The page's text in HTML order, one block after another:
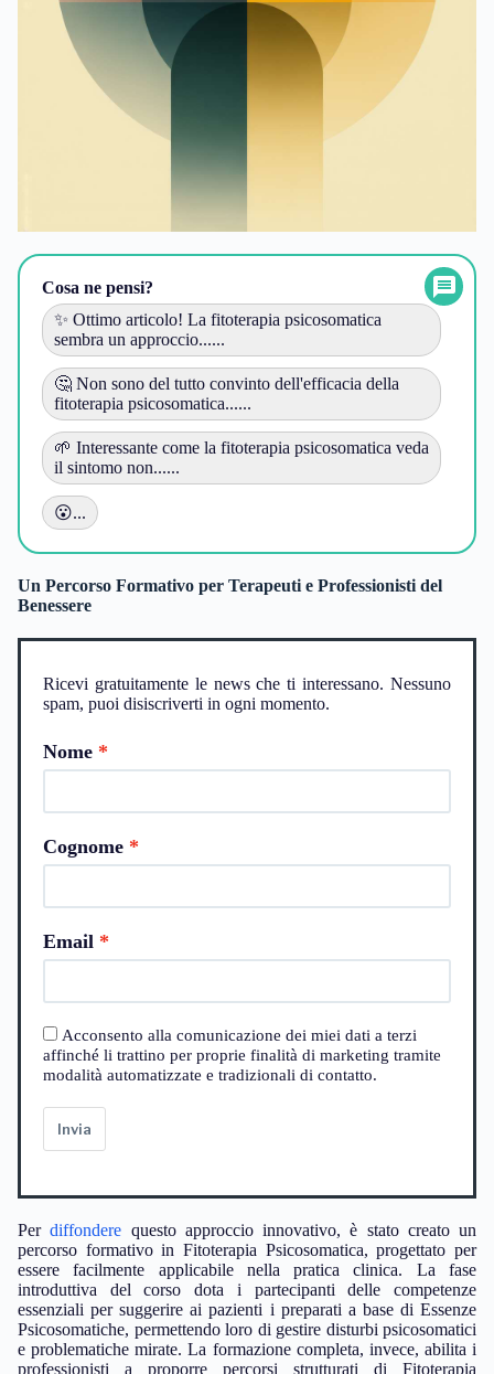
Cosa ne pensi?
✨ Ottimo articolo! La fitoterapia psicosomatica
sembra un approccio......
🤔 Non sono del tutto convinto dell'efficacia della
fitoterapia psicosomatica......
🌱 Interessante come la fitoterapia psicosomatica veda
il sintomo non......
😮...
Un Percorso Formativo per Terapeuti e Professionisti del
Benessere
Ricevi gratuitamente le news che ti interessano. Nessuno
spam, puoi disiscriverti in ogni momento.
Nome
Cognome
Email
Acconsento alla comunicazione dei miei dati a terzi
affinché li trattino per proprie finalità di marketing tramite
modalità automatizzate e tradizionali di contatto.
Invia
Perdiffondere questo approccio innovativo, è stato creato un
percorso formativo in Fitoterapia Psicosomatica, progettato per
essere facilmente applicabile nella pratica clinica. La fase
introduttiva del corso dota i partecipanti delle competenze
essenziali per suggerire ai pazienti i preparati a base di Essenze
Psicosomatiche, permettendo loro di gestire disturbi psicosomatici
e problematiche mirate. La formazione completa, invece, abilita i
professionisti a proporre percorsi strutturati di Fitoterapia